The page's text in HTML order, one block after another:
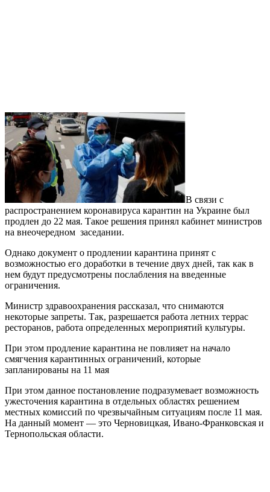
В связи с
распространением коронавируса карантин на Украине был
продлен до 22 мая. Такое решения принял кабинет министров
на внеочередном заседании.
Однако документ о продлении карантина принят с
возможностью его доработки в течение двух дней, так как в
нем будут предусмотрены послабления на введенные
ограничения.
Министр здравоохранения рассказал, что снимаются
некоторые запреты. Так, разрешается работа летних террас
ресторанов, работа определенных мероприятий культуры.
При этом продление карантина не повлияет на начало
смягчения карантинных ограничений, которые
запланированы на 11 мая
При этом данное постановление подразумевает возможность
ужесточения карантина в отдельных областях решением
местных комиссий по чрезвычайным ситуациям после 11 мая.
На данный момент — это Черновицкая, Ивано-Франковская и
Тернопольская области.